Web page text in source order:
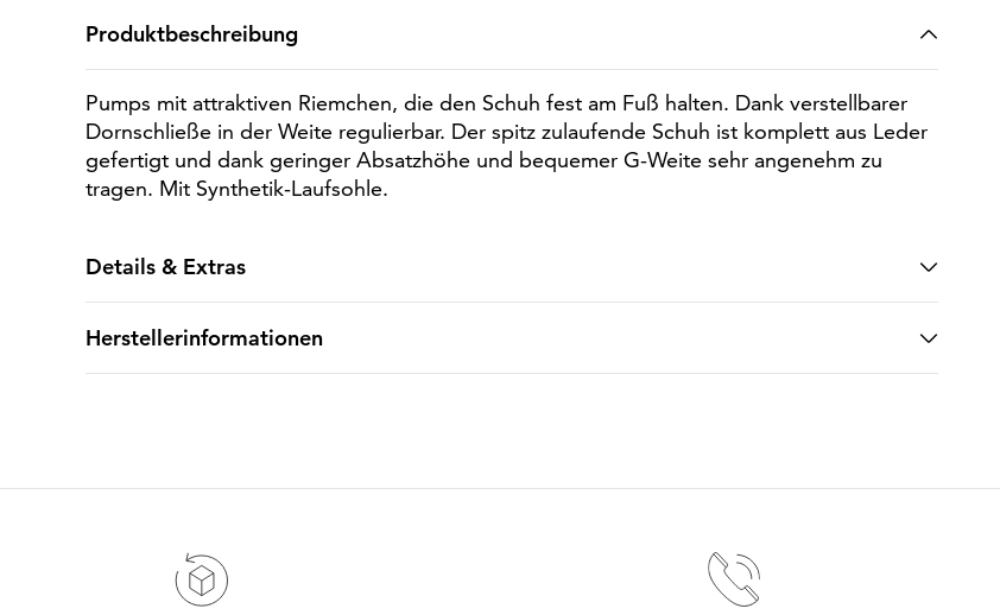
Produktbeschreibung
Pumps mit attraktiven Riemchen, die den Schuh fest am Fuß halten. Dank verstellbarer
Dornschließe in der Weite regulierbar. Der spitz zulaufende Schuh ist komplett aus Leder
gefertigt und dank geringer Absatzhöhe und bequemer G-Weite sehr angenehm zu
tragen. Mit Synthetik-Laufsohle.
Details & Extras
Herstellerinformationen